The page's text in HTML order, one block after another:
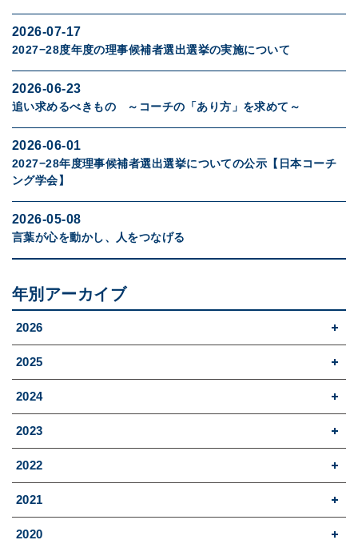
2026-07-17
2027−28度年度の理事候補者選出選挙の実施について
2026-06-23
追い求めるべきもの ～コーチの「あり方」を求めて～
2026-06-01
2027−28年度理事候補者選出選挙についての公示【日本コーチ
ング学会】
2026-05-08
言葉が心を動かし、人をつなげる
年別アーカイブ
2026
2025
2024
2023
2022
2021
2020